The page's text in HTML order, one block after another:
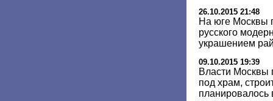
26.10.2015 21:48
На юге Москвы
русского
украшением
09.10.2015 19:39
Власти Москвы
под храм,
планировалось